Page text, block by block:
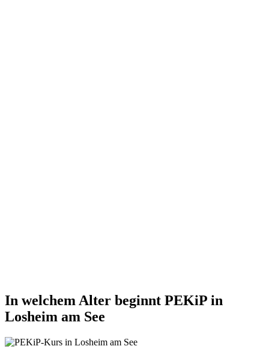
In welchem Alter beginnt PEKiP in
Losheim am See